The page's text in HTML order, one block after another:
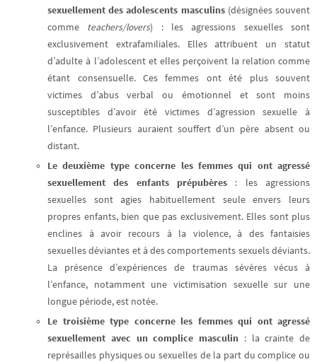
sexuellement des adolescents masculins(désignées souvent
comme teachers/lovers) : les agressions sexuelles sont
exclusivement extrafamiliales. Elles attribuent un statut
d’adulte à l’adolescent et elles perçoivent la relation comme
étant consensuelle. Ces femmes ont été plus souvent
victimes d’abus verbal ou émotionnel et sont moins
susceptibles d’avoir été victimes d’agression sexuelle à
l’enfance. Plusieurs auraient souffert d’un père absent ou
distant.
Le deuxième type concerne les femmes qui ont agressé
sexuellement des enfants prépubères : les agressions
sexuelles sont agies habituellement seule envers leurs
propres enfants, bien que pas exclusivement. Elles sont plus
enclines à avoir recours à la violence, à des fantaisies
sexuelles déviantes et à des comportements sexuels déviants.
La présence d’expériences de traumas sévères vécus à
l’enfance, notamment une victimisation sexuelle sur une
longue période, est notée.
Le troisième type concerne les femmes qui ont agressé
sexuellement avec un complice masculin : la crainte de
représailles physiques ou sexuelles de la part du complice ou